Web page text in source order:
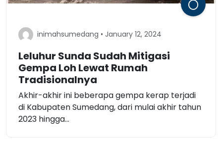
inimahsumedang • January 12, 2024
Leluhur Sunda Sudah Mitigasi
Gempa Loh Lewat Rumah
Tradisionalnya
Akhir-akhir ini beberapa gempa kerap terjadi
di Kabupaten Sumedang, dari mulai akhir tahun
2023 hingga...